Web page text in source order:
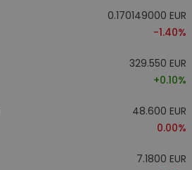
0.170149000 EUR
-1.40%
329.550 EUR
+0.10%
48.600 EUR
0.00%
7.1800 EUR